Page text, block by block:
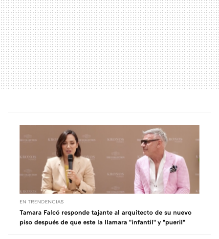
EN TRENDENCIAS
Tamara Falcó responde tajante al arquitecto de su nuevo
piso después de que este la llamara "infantil" y "pueril"